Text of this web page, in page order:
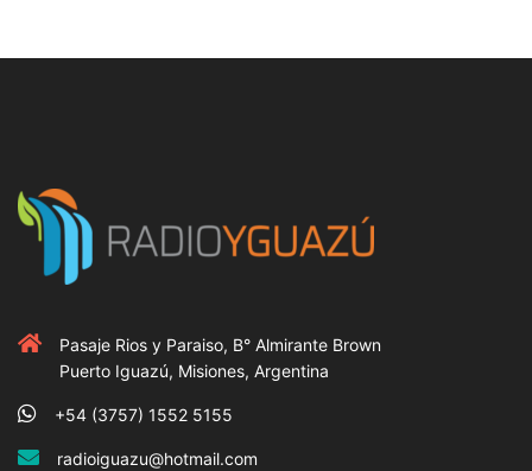
Pasaje Rios y Paraiso, B° Almirante Brown
Puerto Iguazú, Misiones, Argentina
+54 (3757) 1552 5155
radioiguazu@hotmail.com